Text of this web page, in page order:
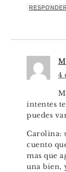
RESPONDER
4
intentes
puedes
Carolina:
cuento
mas que
una bien,